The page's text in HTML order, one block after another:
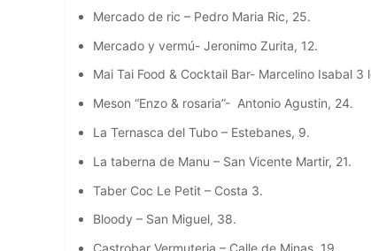
Mercado de ric – Pedro Maria Ric, 25.
Mercado y vermú- Jeronimo Zurita, 12.
Mai Tai Food & Cocktail Bar- Marcelino Isabal 3
Meson “Enzo & rosaria”- Antonio Agustin, 24.
La Ternasca del Tubo – Estebanes, 9.
La taberna de Manu – San Vicente Martir, 21.
Taber Coc Le Petit – Costa 3.
Bloody – San Miguel, 38.